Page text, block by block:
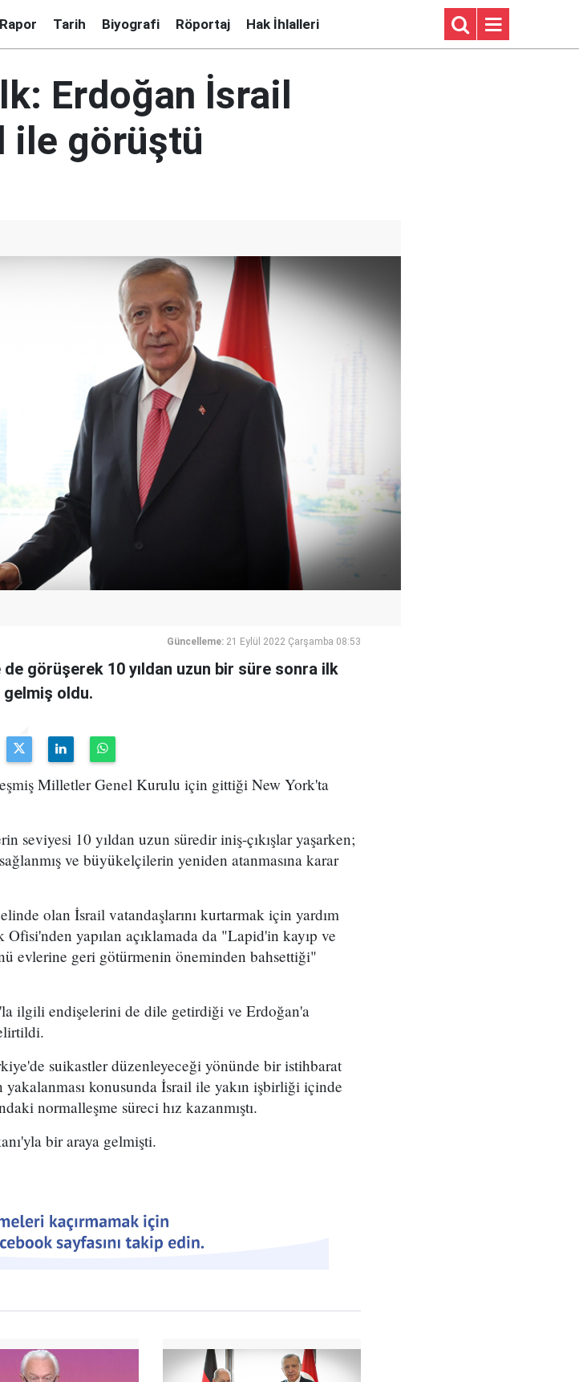
Rapor Tarih Biyografi Röportaj Hak İhlalleri
Erdoğan İsrail
ile görüştü
Güncelleme: 21 Eylül 2022 Çarşamba 08:53
görüşerek 10 yıldan uzun bir süre sonra ilk
gelmiş oldu.
Milletler Genel Kurulu için gittiği New York'ta
seviyesi 10 yıldan uzun süredir iniş-çıkışlar yaşarken;
ve büyükelçilerin yeniden atanmasına karar
olan İsrail vatandaşlarını kurtarmak için yardım
Ofisi'nden yapılan açıklamada da "Lapid'in kayıp ve
evlerine geri götürmenin öneminden bahsettiği"
ilgili endişelerini de dile getirdiği ve Erdoğan'a
suikastler düzenleyeceği yönünde bir istihbarat
konusunda İsrail ile yakın işbirliği içinde
normalleşme süreci hız kazanmıştı.
bir araya gelmişti.